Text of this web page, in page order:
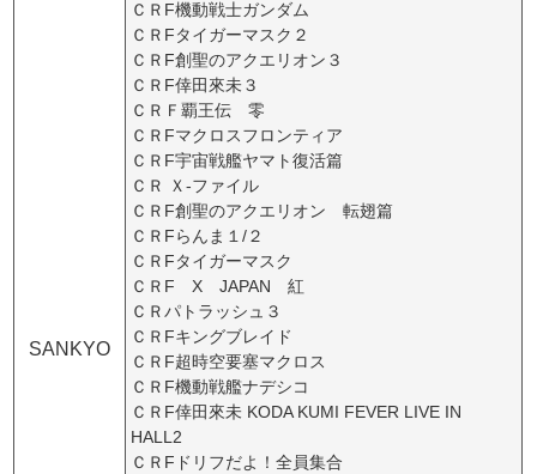
SANKYO
ＣＲF機動戦士ガンダム
ＣＲFタイガーマスク２
ＣＲF創聖のアクエリオン３
ＣＲF倖田來未３
ＣＲＦ覇王伝 零
ＣＲFマクロスフロンティア
ＣＲF宇宙戦艦ヤマト復活篇
ＣＲ Ｘ-ファイル
ＣＲF創聖のアクエリオン 転翅篇
ＣＲFらんま１/２
ＣＲFタイガーマスク
ＣＲF X JAPAN 紅
ＣＲパトラッシュ３
ＣＲFキングブレイド
ＣＲF超時空要塞マクロス
ＣＲF機動戦艦ナデシコ
ＣＲF倖田來未 KODA KUMI FEVER LIVE IN
HALL2
ＣＲFドリフだよ！全員集合